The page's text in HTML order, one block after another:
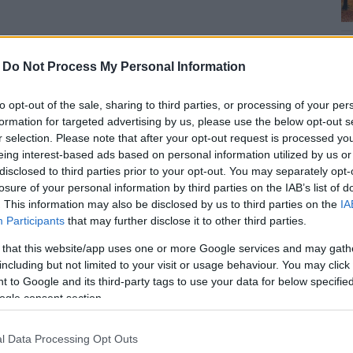
Do Not Process My Personal Information
opt-out of the sale, sharing to third parties, or processing of your
for targeted advertising by us, please use the below opt-out
selection. Please note that after your opt-out request is processed
interest-based ads based on personal information utilized by us
to third parties prior to your opt-out. You may separately
of your personal information by third parties on the IAB’s list of
This information may also be disclosed by us to third parties on the
Participants that may further disclose it to other third parties.
that this website/app uses one or more Google services and may
but not limited to your visit or usage behaviour. You may
to Google and its third-party tags to use your data for below
consent section.
Data Processing Opt Outs
kosárlabda bajnoki idényt bronzéremmel záró
májusban kinevezett vezetőedzője.
fontos, hogy mindig egyre magasabb cél eléréséért
és tovább építsem azt a szilárd alapot, amit
és fiatalos lendületet hozzak a csapat életébe"
elárulta, olyan szintlépés ez a
a céljai között szerepelt egy olyan
Kifejtette, kevesen kapnak ilyen fiatalon
edzői képesítését, és igyekszik